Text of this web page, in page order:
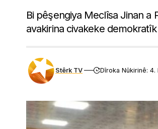
Bi pêşengiya Meclîsa Jinan a
avakirina civakeke
Stêrk TV Dîroka Nûkirinê: